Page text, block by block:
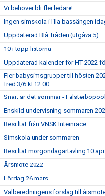
Vi behöver bli fler ledare!
Ingen simskola i lilla bassängen
Uppdaterad Blå Tråden (utgåva 5)
10 i topp listorna
Uppdaterad kalender för HT 2022
Fler babysimsgrupper till hösten
fred 3/6 kl 12.00
Snart är det sommar -
Enskild undervisning sommaren
Resultat från VNSK Internrace
Simskola under sommaren
Resultat morgondagartävling 10
Årsmöte 2022
Lördag 26 mars
Valberedningens förslag till